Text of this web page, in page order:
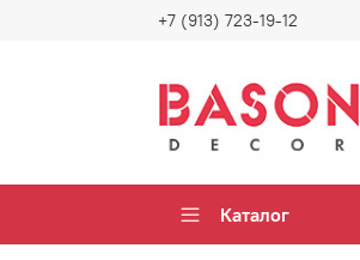
+7 (913) 723-19-12
Каталог